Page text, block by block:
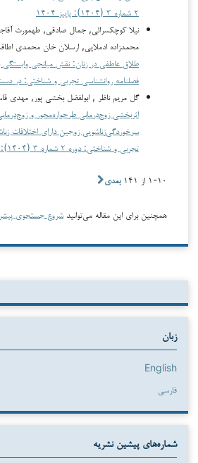
۲ شماره ۳ (۱۴۰۴): پاییز ۱۴۰۴
نیلا کوچکسرائی, جمال صادقی, طهمورث
محمدزاده ادملایی, ارسلان خان محمدی
طلاق عاطفی در زنان: نقش میانجی وابستگی
فصلنامه روانشناسی تجربی و شناختی: در دست
گل مریم ناظر , ابولفضل بخشی پور, مهدی
اثربخشی زوج‌درمانی طرحواره‌محور و
سرخوردگی‌زناشویی‌ زوجین دارای اختلافات
تجربی و شناختی: دوره ۲ شماره ۳ (۱۴۰۴): پاییز ۱۴۰۴
۱-۱۰ از ۱۴۱ بعدی
همچنین برای این مقاله می‌توانید شروع جستجوی
زبان
English
فارسی
شماره‌های پیشین نشریه